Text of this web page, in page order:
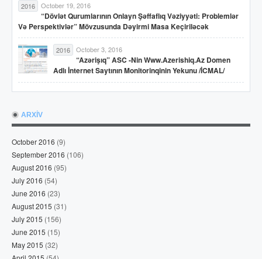
2016 October 19, 2016
“Dövlət Qurumlarının Onlayn Şəffaflıq Vəziyyəti: Problemlər
Və Perspektivlər” Mövzusunda Dəyirmi Masa Keçiriləcək
2016 October 3, 2016
“Azərişıq” ASC -nin Www.azerishiq.az Domen
Adlı İnternet Saytının Monitorinqinin Yekunu /İCMAL/
ARXİV
October 2016 (9)
September 2016 (106)
August 2016 (95)
July 2016 (54)
June 2016 (23)
August 2015 (31)
July 2015 (156)
June 2015 (15)
May 2015 (32)